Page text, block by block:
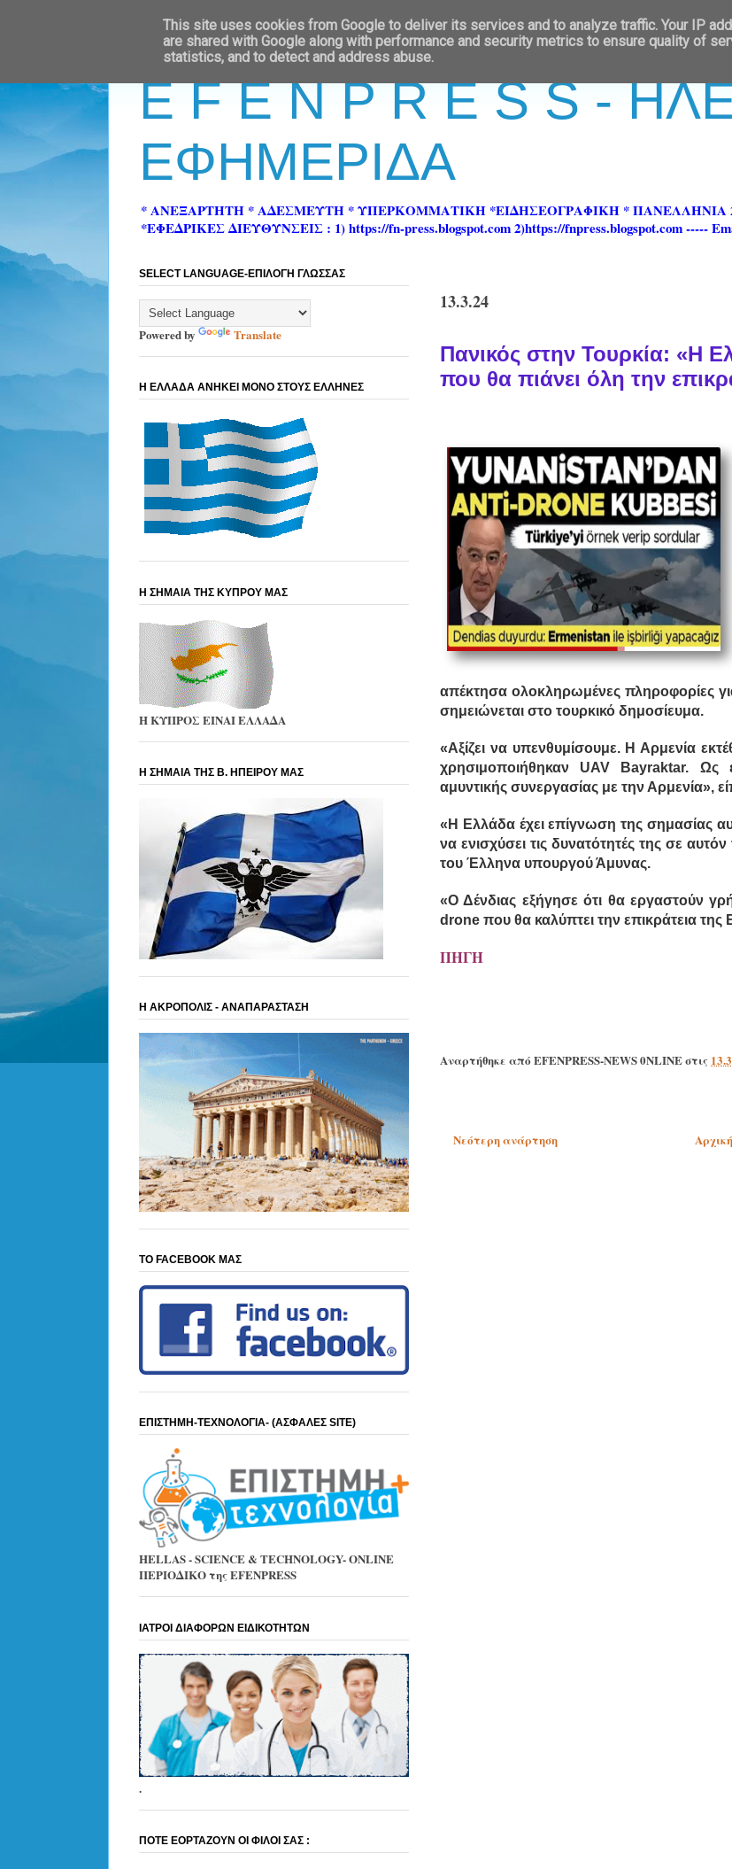
E F E N P R E S S -
ΕΦΗΜΕΡΙΔΑ
* ΑΝΕΞΑΡΤΗΤΗ * ΑΔΕΣΜΕΥΤΗ * ΥΠΕΡΚΟΜΜΑΤΙΚΗ *ΕΙΔΗΣΕΟΓΡΑΦΙΚΗ * ΠΑΝΕΛΛΗΝΙΑ
*ΕΦΕΔΡΙΚΕΣ ΔΙΕΥΘΥΝΣΕΙΣ : 1) https://fn-press.blogspot.com 2)https://fnpress.blogspot.com -----
13.3.24
Πανικός στην Τουρκία: «Η
που θα πιάνει όλη την
απέκτησα ολοκληρωμένες πληροφορίες
σημειώνεται στο τουρκικό δημοσίευμα.
«Αξίζει να υπενθυμίσουμε. Η Αρμενία
χρησιμοποιήθηκαν UAV Bayraktar. Ως
αμυντικής συνεργασίας με την Αρμενία»,
«Η Ελλάδα έχει επίγνωση της σημασίας
να ενισχύσει τις δυνατότητές της σε
του Έλληνα υπουργού Άμυνας.
«Ο Δένδιας εξήγησε ότι θα εργαστούν
drone που θα καλύπτει την επικράτεια
ΠΗΓΗ
Αναρτήθηκε από EFENPRESS-NEWS 0NLINEστις
Νεότερη ανάρτηση
SELECT LANGUAGE-ΕΠΙΛΟΓΗ ΓΛΩΣΣΑΣ
Powered by Translate
Η ΕΛΛΑΔΑ ΑΝΗΚΕΙ ΜΟΝΟ ΣΤΟΥΣ ΕΛΛΗΝΕΣ
Η ΣΗΜΑΙΑ ΤΗΣ ΚΥΠΡΟΥ ΜΑΣ
Η ΚΥΠΡΟΣ ΕΙΝΑΙ ΕΛΛΑΔΑ
Η ΣΗΜΑΙΑ ΤΗΣ Β. ΗΠΕΙΡΟΥ ΜΑΣ
Η ΑΚΡΟΠΟΛΙΣ - ΑΝΑΠΑΡΑΣΤΑΣΗ
ΤΟ FACEBOOK ΜΑΣ
ΕΠΙΣΤΗΜΗ-ΤΕΧΝΟΛΟΓΙΑ- (ΑΣΦΑΛΕΣ SITE)
HELLAS - SCIENCE & TECHNOLOGY- ONLINE
ΠΕΡΙΟΔΙΚΟ της EFENPRESS
ΙΑΤΡΟΙ ΔΙΑΦΟΡΩΝ ΕΙΔΙΚΟΤΗΤΩΝ
.
ΠΟΤΕ ΕΟΡΤΑΖΟΥΝ ΟΙ ΦΙΛΟΙ ΣΑΣ :
This site uses cookies from Google to deliver its services and to analyze traffic. Your IP
are shared with Google along with performance and security metrics to ensure quality of
statistics, and to detect and address abuse.